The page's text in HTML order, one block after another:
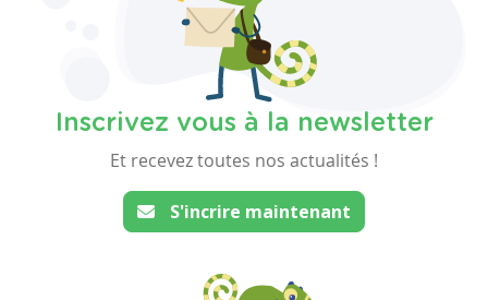
Inscrivez vous à la newsletter
Et recevez toutes nos actualités !
S'incrire maintenant